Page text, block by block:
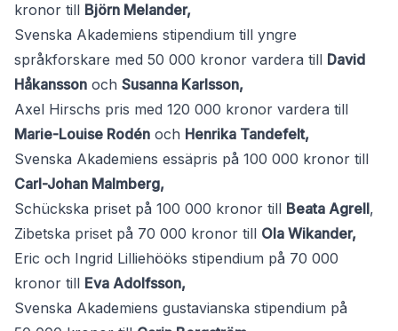
kronor till Björn Melander,
Svenska Akademiens stipendium till yngre
språkforskare med 50 000 kronor vardera till David
Håkansson och Susanna Karlsson,
Axel Hirschs pris med 120 000 kronor vardera till
Marie-Louise Rodén och Henrika Tandefelt,
Svenska Akademiens essäpris på 100 000 kronor till
Carl-Johan Malmberg,
Schückska priset på 100 000 kronor till Beata Agrell,
Zibetska priset på 70 000 kronor till Ola Wikander,
Eric och Ingrid Lilliehööks stipendium på 70 000
kronor till Eva Adolfsson,
Svenska Akademiens gustavianska stipendium på